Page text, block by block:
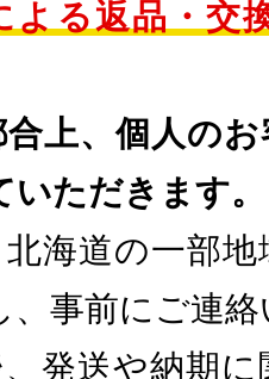
よる返品・交
上、個人の
ただきます。
海道の一部
、事前にご連
発送や納期